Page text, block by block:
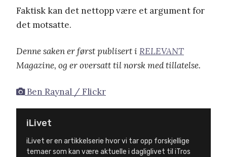
Faktisk kan det nettopp være et argument for
det motsatte.
Denne saken er først publisert i RELEVANT
Magazine, og er oversatt til norsk med tillatelse.
Ben Raynal / Flickr
iLivet
iLivet er en artikkelserie hvor vi tar opp forskjellige
temaer som kan være aktuelle i dagliglivet til iTros